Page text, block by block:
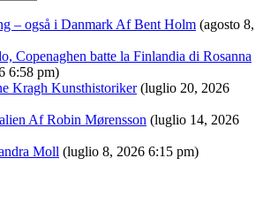
– også i Danmark Af Bent Holm (agosto 8,
Copenaghen batte la Finlandia di Rosanna
6:58 pm)
Kragh Kunsthistoriker (luglio 20, 2026
Af Robin Mørensson (luglio 14, 2026
Moll (luglio 8, 2026 6:15 pm)